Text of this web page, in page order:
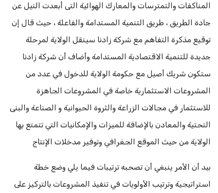
المناكفات والتمترسات والمعارك الهوائية التى أبعدت النيل عن
جادة الطريق ، طريق التنمية المستدامة والفاعلة ، حيث قال إن
توقيع مذكرة التفاهم مع شركة زادنا سينقل الولاية لمرحلة
جديدة للتنمية الاقتصادية المستدامة وأضاف أن شركة زادنا
ستكون شريك أصيل مع حكومة الولاية للدخول في عدد من
المشروعات الاستثمارية خاصة في المشروعات الجاهزة
للاستثمار في مجالات الزراعة والثروة الحيوانية و الصناعة والبنى
التحتية والمعادن بالإضافة للميزات والإمكانيات التي تتمتع بها
الولاية من حيث الموقع الجغرافي وتوفير مدخلات الإنتاج
بيد أن الأمر ينبغي أن تصحبه ترتيبات فيما يلي وضع خطة
استراتيجية وترتيب الأولويات في تنفيذ المشروعات بالتركيز على